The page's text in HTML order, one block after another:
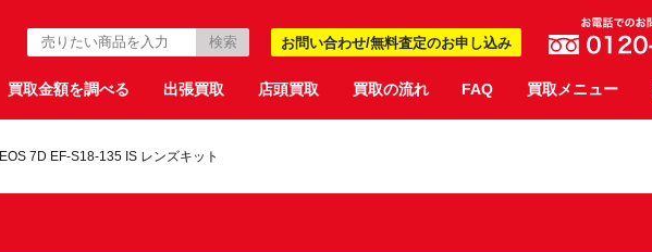
お問い合わせ/無料査定のお申し込み
買取金額を調べる 出張買取 店頭買取 買取の流れ FAQ 買取メニュー
EOS 7D EF-S18-135 IS レンズキット